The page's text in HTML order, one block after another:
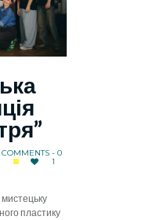
COMMENTS - 0
1
мистецьку
пластику